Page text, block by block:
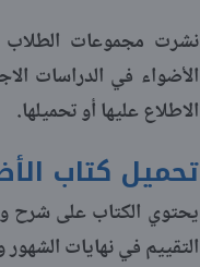
نشرت مجموعات الطلاب
الاطلاع عليها أو تحميلها.
تحميل كتاب
يحتوي الكتاب على شرح
التقييم في نهايات